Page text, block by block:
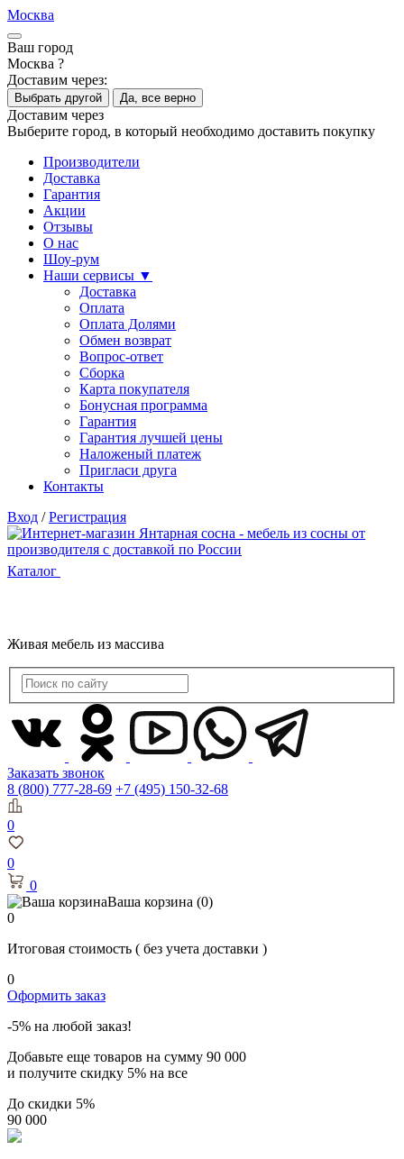
Москва
Ваш город
Москва ?
Доставим через:
Выбрать другой Да, все верно
Доставим через
Выберите город, в который необходимо доставить покупку
Производители
Доставка
Гарантия
Акции
Отзывы
О нас
Шоу-рум
Наши сервисы ▼
Доставка
Оплата
Оплата Долями
Обмен возврат
Вопрос-ответ
Сборка
Карта покупателя
Бонусная программа
Гарантия
Гарантия лучшей цены
Наложеный платеж
Пригласи друга
Контакты
Вход / Регистрация
Каталог
Живая мебель из массива
Заказать звонок
8 (800) 777-28-69 +7 (495) 150-32-68
0
0
0
Ваша корзина (0)
0
Итоговая стоимость ( без учета доставки )
0
Оформить заказ
-5% на любой заказ!
Добавьте еще товаров на сумму 90 000
и получите скидку 5% на все
До скидки 5%
90 000